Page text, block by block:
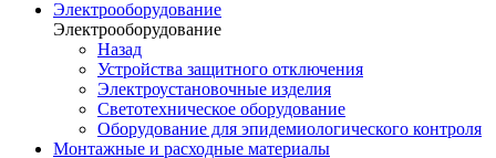
Электрооборудование
Электрооборудование
Назад
Устройства защитного отключения
Электроустановочные изделия
Светотехническое оборудование
Оборудование для эпидемиологического контроля
Монтажные и расходные материалы